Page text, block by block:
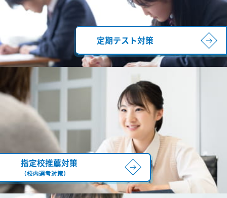
定期テスト対策
指定校推薦対策
（校内選考対策）